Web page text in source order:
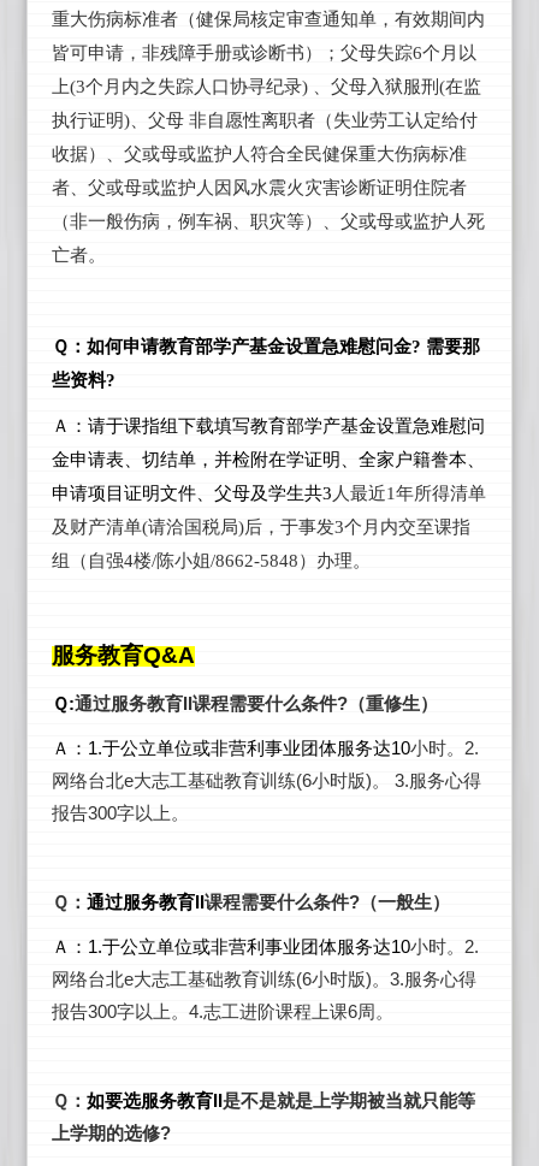
重大伤病标准者（健保局核定审查通知单，有效期间内
皆可申请，非残障手册或诊断书）；父母失踪6个月以
上(3个月内之失踪人口协寻纪录) 、父母入狱服刑(在监
执行证明)、父母 非自愿性离职者（失业劳工认定给付
收据）、父或母或监护人符合全民健保重大伤病标准
者、父或母或监护人因风水震火灾害诊断证明住院者
（非一般伤病，例车祸、职灾等）、父或母或监护人死
亡者。
Ｑ：如何申请教育部学产基金设置急难慰问金? 需要那
些资料?
Ａ：请于课指组下载填写教育部学产基金设置急难慰问
金申请表、切结单，并检附在学证明、全家户籍誊本、
申请项目证明文件、父母及学生共3人最近1年所得清单
及财产清单(请洽国税局)后，于事发3个月内交至课指
组（自强4楼/陈小姐/8662-5848）办理。
服务教育Q&A
Ｑ:通过服务教育II课程需要什么条件?（重修生）
Ａ：1.于公立单位或非营利事业团体服务达10小时。2.
网络台北e大志工基础教育训练(6小时版)。 3.服务心得
报告300字以上。
Ｑ：通过服务教育II课程需要什么条件?（一般生）
Ａ：1.于公立单位或非营利事业团体服务达10小时。2.
网络台北e大志工基础教育训练(6小时版)。3.服务心得
报告300字以上。4.志工进阶课程上课6周。
Ｑ：如要选服务教育II是不是就是上学期被当就只能等
上学期的选修?